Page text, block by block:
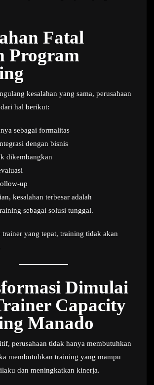
Fatal
Program
kesalahan yang sama, perusahaan
hal berikut:
sebagai formalitas
dengan bisnis
dikembangkan
up
kesalahan terbesar adalah
sebagai solusi tunggal.
trainer yang tepat, training tidak akan
Dimulai
Capacity
Manado
perusahaan tidak hanya membutuhkan
membutuhkan training yang mampu
dan meningkatkan kinerja.